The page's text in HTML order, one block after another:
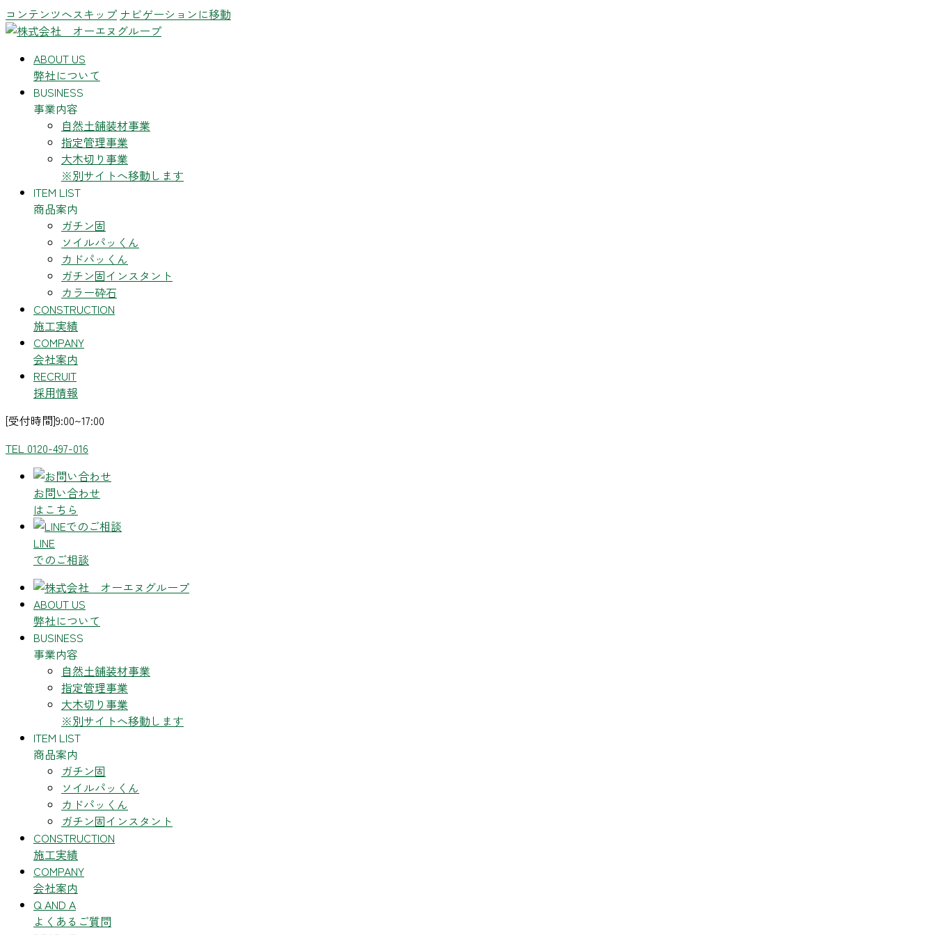
コンテンツへスキップ ナビゲーションに移動
ABOUT US
弊社について
BUSINESS
事業内容
自然土舗装材事業
指定管理事業
大木切り事業
※別サイトへ移動します
ITEM LIST
商品案内
ガチン固
ソイルパッくん
カドパッくん
ガチン固インスタント
カラー砕石
CONSTRUCTION
施工実績
COMPANY
会社案内
RECRUIT
採用情報
[受付時間]9:00~17:00
TEL 0120-497-016
お問い合わせ
はこちら
LINE
でのご相談
ABOUT US
弊社について
BUSINESS
事業内容
自然土舗装材事業
指定管理事業
大木切り事業
※別サイトへ移動します
ITEM LIST
商品案内
ガチン固
ソイルパッくん
カドパッくん
ガチン固インスタント
CONSTRUCTION
施工実績
COMPANY
会社案内
Q AND A
よくあるご質問